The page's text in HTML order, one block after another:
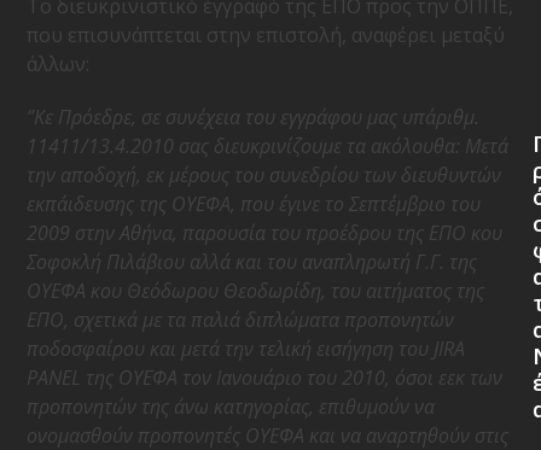
Το διευκρινιστικό έγγραφό της ΕΠΟ προς την ΟΠΠΕ,
που επισυνάπτεται στην επιστολή, αναφέρει μεταξύ
άλλων:
”Κε Πρόεδρε, σε συνέχεια του εγγράφου μας υπ΄αριθμ.
11411/13.4.2010 σας διευκρινίζουμε τα ακόλουθα: Μετά
την αποδοχή, εκ μέρους του συνεδρίου των διευθυντών
εκπάιδευσης της ΟΥΕΦΑ, που έγινε το Σεπτέμβριο του
2009 στην Αθήνα, παρουσία του προέδρου της ΕΠΟ κου
Σοφοκλή Πιλάβιου αλλά και του αναπληρωτή Γ.Γ. της
ΟΥΕΦΑ κου Θεόδωρου Θεοδωρίδη, του αιτήματος της
ΕΠΟ, σχετικά με τα παλιά διπλώματα προπονητών
ποδοσφαίρου και μετά την τελική εισήγηση του JIRA
PANEL της ΟΥΕΦΑ τον Ιανουάριο του 2010, όσοι εεκ των
προπονητών της άνω κατηγορίας, επιθυμούν να
ονομασθούν προπονητές ΟΥΕΦΑ και να αναρτηθούν στις